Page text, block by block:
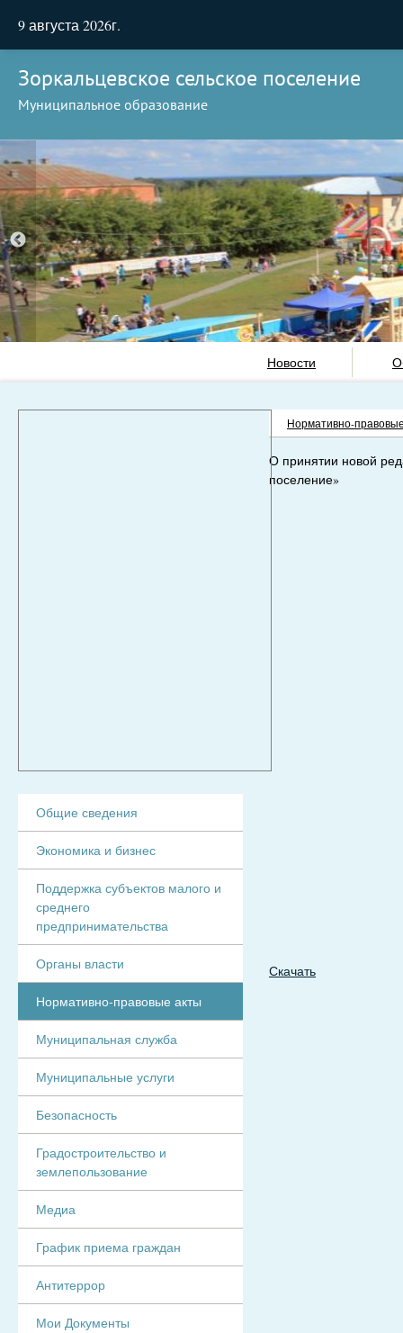
9 августа 2026г.
Зоркальцевское сельское поселение
Муниципальное образование
Новости
Нормативно-
О принятии новой
поселение»
Скачать
Общие сведения
Экономика и бизнес
Поддержка субъектов малого и
среднего
предпринимательства
Органы власти
Нормативно-правовые акты
Муниципальная служба
Муниципальные услуги
Безопасность
Градостроительство и
землепользование
Медиа
График приема граждан
Антитеррор
Мои Документы